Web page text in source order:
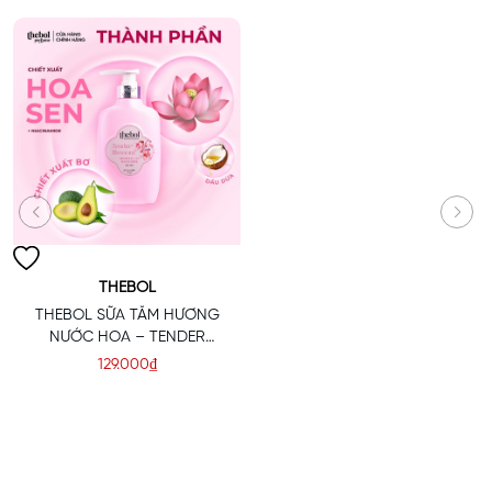
BLOSSOM
THEBOL
THEBOL SỮA TẮM HƯƠNG
NƯỚC HOA – TENDER
BLOSSOM
129.000₫